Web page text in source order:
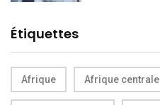
Étiquettes
Afrique Afrique centrale